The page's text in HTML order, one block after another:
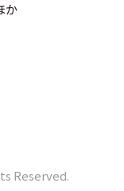
か
Reserved.